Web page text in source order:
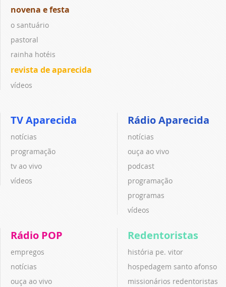
novena e festa
o santuário
pastoral
rainha hotéis
revista de aparecida
vídeos
TV Aparecida
notícias
programação
tv ao vivo
vídeos
Rádio Aparecida
notícias
ouça ao vivo
podcast
programação
programas
vídeos
Rádio POP
empregos
notícias
ouça ao vivo
Redentoristas
história pe. vitor
hospedagem santo afonso
missionários redentoristas